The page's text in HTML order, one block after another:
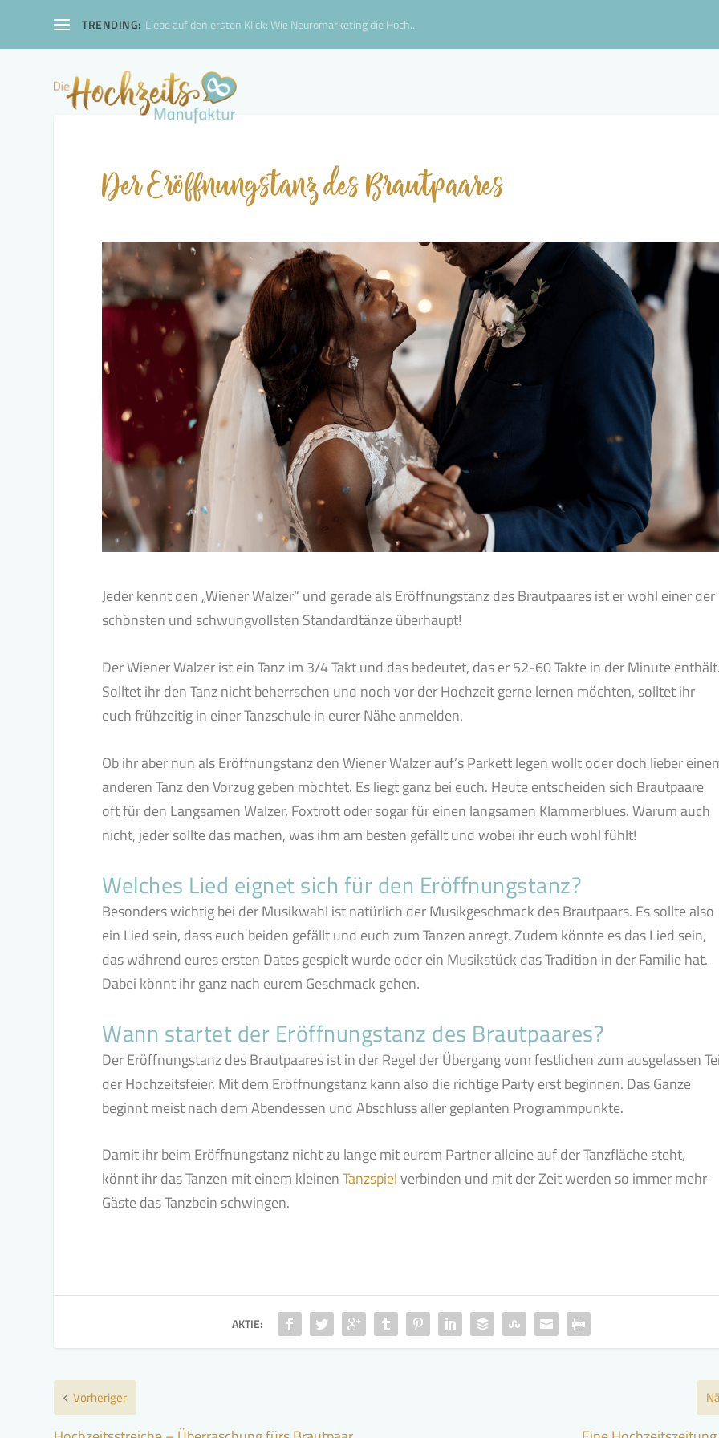
TRENDING: Liebe auf den ersten Klick: Wie Neuromarketing die Hoch...
Der Eröffnungstanz des Brautpaares
Jeder kennt den „Wiener Walzer“ und gerade als Eröffnungstanz des Brautpaares ist er wohl einer der
schönsten und schwungvollsten Standardtänze überhaupt!
Der Wiener Walzer ist ein Tanz im 3/4 Takt und das bedeutet, das er 52-60 Takte in der Minute
Solltet ihr den Tanz nicht beherrschen und noch vor der Hochzeit gerne lernen möchten, solltet ihr
euch frühzeitig in einer Tanzschule in eurer Nähe anmelden.
Ob ihr aber nun als Eröffnungstanz den Wiener Walzer auf’s Parkett legen wollt oder doch lieber
anderen Tanz den Vorzug geben möchtet. Es liegt ganz bei euch. Heute entscheiden sich Brautpaare
oft für den Langsamen Walzer, Foxtrott oder sogar für einen langsamen Klammerblues. Warum auch
nicht, jeder sollte das machen, was ihm am besten gefällt und wobei ihr euch wohl fühlt!
Welches Lied eignet sich für den Eröffnungstanz?
Besonders wichtig bei der Musikwahl ist natürlich der Musikgeschmack des Brautpaars. Es sollte also
ein Lied sein, dass euch beiden gefällt und euch zum Tanzen anregt. Zudem könnte es das Lied sein,
das während eures ersten Dates gespielt wurde oder ein Musikstück das Tradition in der Familie hat.
Dabei könnt ihr ganz nach eurem Geschmack gehen.
Wann startet der Eröffnungstanz des Brautpaares?
Der Eröffnungstanz des Brautpaares ist in der Regel der Übergang vom festlichen zum ausgelassen
der Hochzeitsfeier. Mit dem Eröffnungstanz kann also die richtige Party erst beginnen. Das Ganze
beginnt meist nach dem Abendessen und Abschluss aller geplanten Programmpunkte.
Damit ihr beim Eröffnungstanz nicht zu lange mit eurem Partner alleine auf der Tanzfläche steht,
könnt ihr das Tanzen mit einem kleinenTanzspielverbinden und mit der Zeit werden so immer mehr
Gäste das Tanzbein schwingen.
AKTIE:
Vorheriger